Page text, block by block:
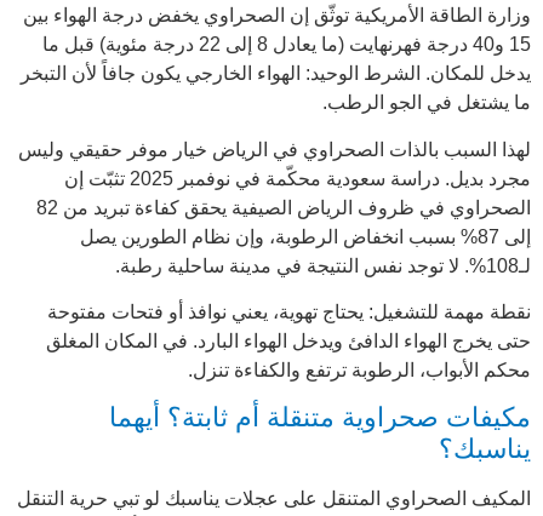
وزارة الطاقة الأمريكية توثّق إن الصحراوي يخفض درجة الهواء بين
15 و40 درجة فهرنهايت (ما يعادل 8 إلى 22 درجة مئوية) قبل ما
يدخل للمكان. الشرط الوحيد: الهواء الخارجي يكون جافاً لأن التبخر
ما يشتغل في الجو الرطب.
لهذا السبب بالذات الصحراوي في الرياض خيار موفر حقيقي وليس
مجرد بديل. دراسة سعودية محكّمة
في نوفمبر 2025 تثبّت إن
الصحراوي في ظروف الرياض الصيفية يحقق كفاءة تبريد من 82
إلى 87% بسبب انخفاض الرطوبة، وإن نظام الطورين يصل
لـ108%. لا توجد نفس النتيجة في مدينة ساحلية رطبة.
نقطة مهمة للتشغيل: يحتاج تهوية، يعني نوافذ أو فتحات مفتوحة
حتى يخرج الهواء الدافئ ويدخل الهواء البارد. في المكان المغلق
محكم الأبواب، الرطوبة ترتفع والكفاءة تنزل.
مكيفات صحراوية متنقلة أم ثابتة؟ أيهما
يناسبك؟
المكيف الصحراوي المتنقل على عجلات يناسبك لو تبي حرية التنقل